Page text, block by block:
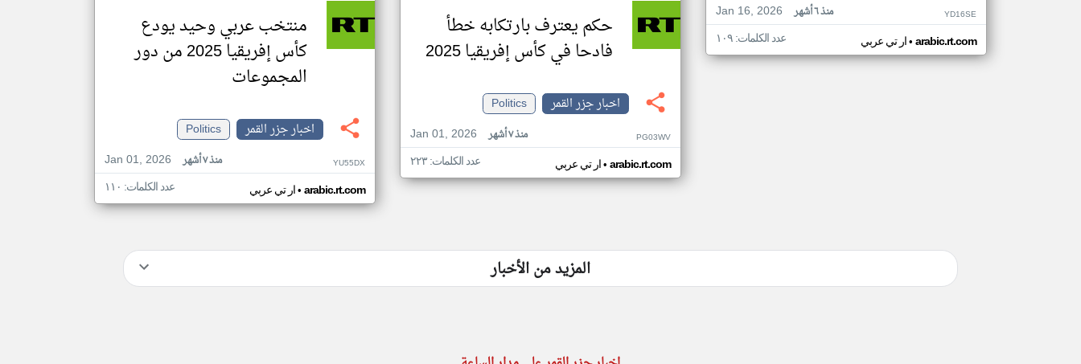
Jan 16, 2026
منذ ٦ أشهر YD16SE
ار تي عربي• arabic.rt.com عدد الكلمات: ١٠٩
حكم يعترف بارتكابه خطأ
فادحا في كأس إفريقيا 2025
اخبار جزر القمر
Politics
Jan 01, 2026
منذ ٧ أشهر PG03WV
ار تي عربي• arabic.rt.com عدد الكلمات: ٢٢٣
منتخب عربي وحيد يودع
كأس إفريقيا 2025 من دور
المجموعات
اخبار جزر القمر
Politics
Jan 01, 2026
منذ ٧ أشهر YU55DX
ار تي عربي• arabic.rt.com عدد الكلمات: ١١٠
المزيد من الأخبار